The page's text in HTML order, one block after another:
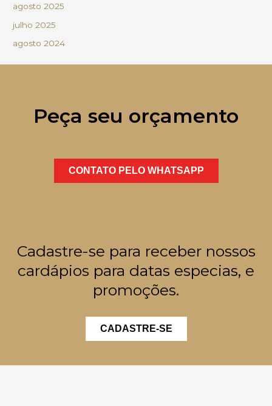
agosto 2025
julho 2025
agosto 2024
Peça seu orçamento
CONTATO PELO WHATSAPP
Cadastre-se para receber nossos
cardápios para datas especias, e
promoções.
CADASTRE-SE